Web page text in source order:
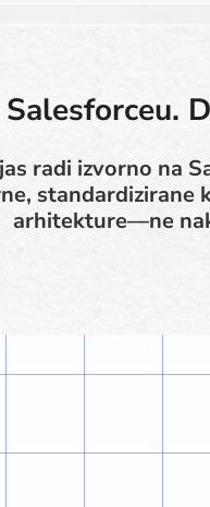
radi izvorno na
standardizirane
arhitekture—ne